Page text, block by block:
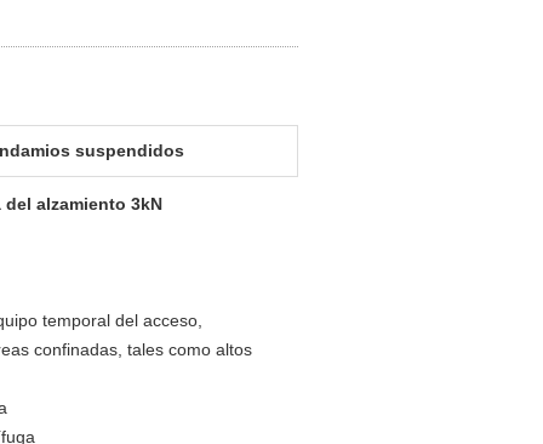
suspendidos
alzamiento 3kN
temporal del acceso,
confinadas, tales como altos